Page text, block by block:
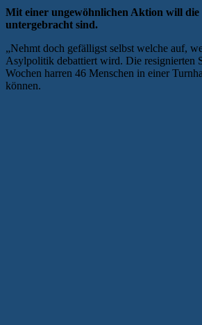
Mit einer ungewöhnlichen Aktion will die
untergebracht sind.
„Nehmt doch gefälligst selbst welche auf,
Asylpolitik debattiert wird. Die resignierten
Wochen harren 46 Menschen in einer
können.